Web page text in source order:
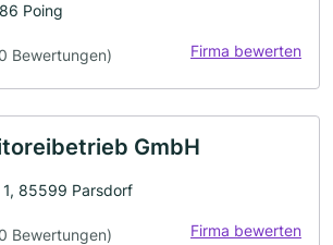
Poing
Bewertungen) Firma bewerten
GmbH
85599 Parsdorf
Bewertungen) Firma bewerten